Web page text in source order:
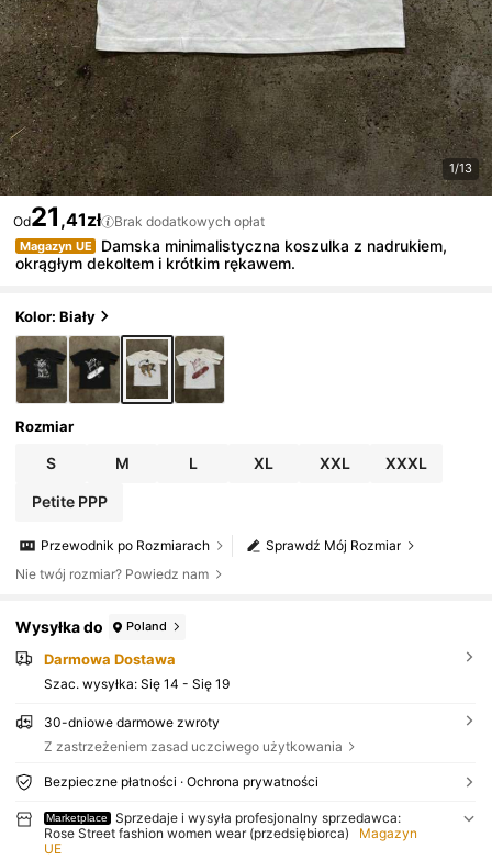
1/13
Od21 ,41zł Brak dodatkowych opłat
Magazyn UE
Damska minimalistyczna koszulka z nadrukiem,
okrągłym dekoltem i krótkim rękawem.
Kolor: Biały
Rozmiar
S M L XL XXL XXXL
Petite PPP
Sprawdź Mój Rozmiar
Przewodnik po Rozmiarach
Nie twój rozmiar? Powiedz nam
Wysyłka do Poland
Darmowa Dostawa
Szac. wysyłka: Się 14 - Się 19
30-dniowe darmowe zwroty
Z zastrzeżeniem zasad uczciwego użytkowania
Bezpieczne płatności · Ochrona prywatności
Marketplace
Sprzedaje i wysyła profesjonalny sprzedawca:
Rose Street fashion women wear (przedsiębiorca)
Magazyn
UE